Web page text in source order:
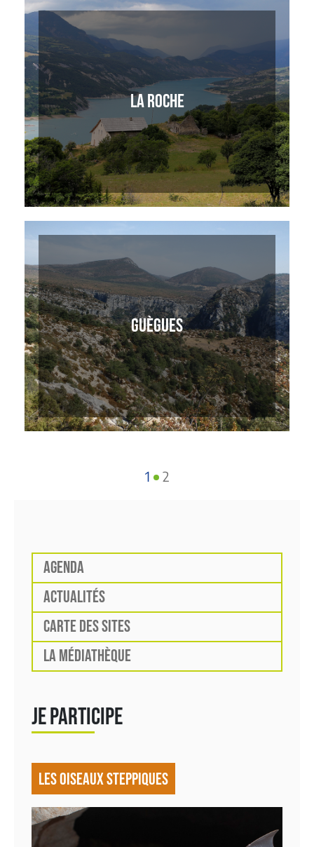
LA ROCHE
GUÈGUES
1 2
AGENDA
ACTUALITÉS
CARTE DES SITES
LA MÉDIATHÈQUE
JE PARTICIPE
LES OISEAUX STEPPIQUES